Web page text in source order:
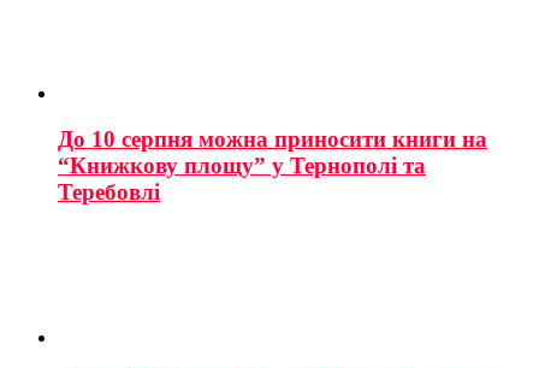
До 10 серпня можна приносити книги на
“Книжкову площу” у Тернополі та
Теребовлі